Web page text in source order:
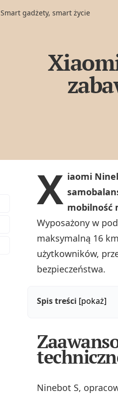
Smart gadżety, smart życie
X iaomi
mobilność
Wyposażony w
maksymalną 16
użytkowników,
bezpieczeństwa.
Spis treści [pokaż]
Ninebot S,